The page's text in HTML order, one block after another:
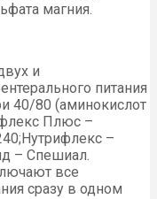
магния.
и
питания
40/80 (аминокислот
Плюс –
–
– Спешиал.
все
сразу в одном